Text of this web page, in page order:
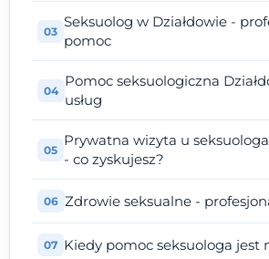
Seksuolog w Działdowie -
pomoc
Pomoc seksuologiczna
usług
Prywatna wizyta u
- co zyskujesz?
Zdrowie seksualne -
Kiedy pomoc seksuologa jest